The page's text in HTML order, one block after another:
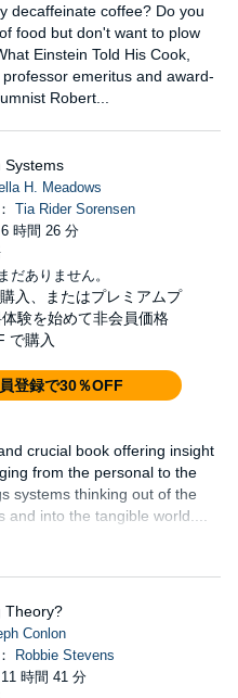
decaffeinate coffee? Do you
food but don't want to plow
Einstein Told His Cook,
emeritus and award-
Robert...
Systems
H. Meadows
Tia Rider Sorensen
時間 26 分
だありません。
入、またはプレミアムプ
験を始めて非会員価格
で購入
登録で30％OFF
crucial book offering insight
from the personal to the
systems thinking out of the
into the tangible world....
Theory?
Conlon
Robbie Stevens
時間 41 分